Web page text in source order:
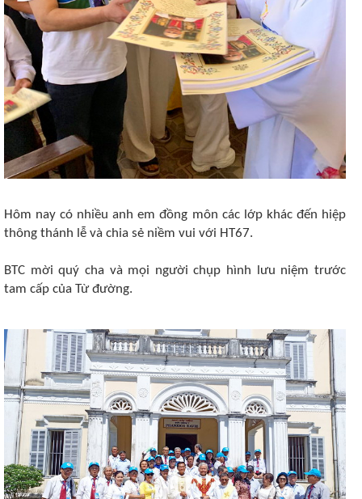
Hôm nay có nhiều anh em đồng môn các lớp khác đến hiệp
thông thánh lễ và chia sẻ niềm vui với HT67.
BTC mời quý cha và mọi người chụp hình lưu niệm trước
tam cấp của Từ đường.